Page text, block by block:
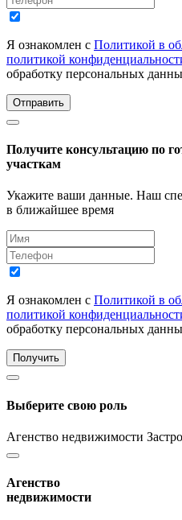
Я ознакомлен с Политикой в
политикой
обработку персональных
Отправить
Получите консультацию по
участкам
Укажите ваши данные. Наш
в ближайшее время
Я ознакомлен с Политикой в
политикой
обработку персональных
Получить
Выберите свою роль
Агенство недвижимости
Агенство
недвижимости